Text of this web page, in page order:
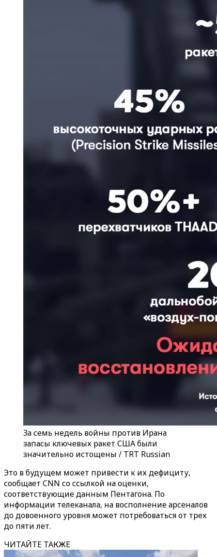
За семь недель войны против Ирана
запасы ключевых ракет США были
значительно истощены / TRT Russian
Это в будущем может привести к их дефициту,
сообщает CNN со ссылкой на оценки,
соответствующие данным Пентагона. По
информации телеканала, на восполнение арсеналов
до довоенного уровня может потребоваться от трех
до пяти лет.
ЧИТАЙТЕ ТАКЖЕ